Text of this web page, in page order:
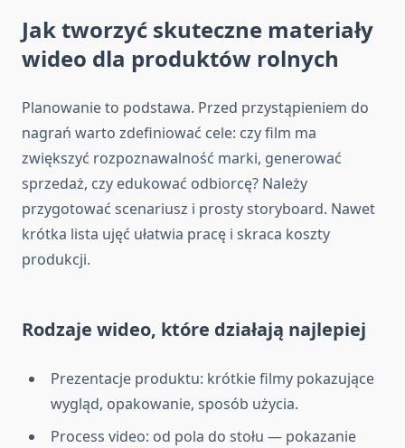
Jak tworzyć skuteczne materiały
wideo dla produktów rolnych
Planowanie to podstawa. Przed przystąpieniem do
nagrań warto zdefiniować cele: czy film ma
zwiększyć rozpoznawalność marki, generować
sprzedaż, czy edukować odbiorcę? Należy
przygotować scenariusz i prosty storyboard. Nawet
krótka lista ujęć ułatwia pracę i skraca koszty
produkcji.
Rodzaje wideo, które działają najlepiej
Prezentacje produktu: krótkie filmy pokazujące
wygląd, opakowanie, sposób użycia.
Process video: od pola do stołu — pokazanie